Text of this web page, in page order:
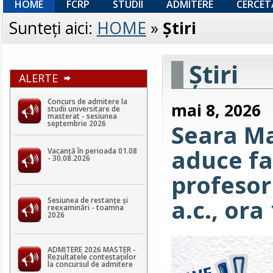
HOME FCRP STUDII ADMITERE
Sunteţi aici: HOME » Ştiri
ALERTE
Concurs de admitere la
studii universitare de
masterat - sesiunea
septembrie 2026
Vacanță în perioada 01.08
- 30.08.2026
Sesiunea de restanțe și
reexaminări - toamna
2026
ADMITERE 2026 MASTER -
Rezultatele contestaţiilor
la concursul de admitere
Ştiri
mai 8, 2026
Seara
aduce
a.c., ora